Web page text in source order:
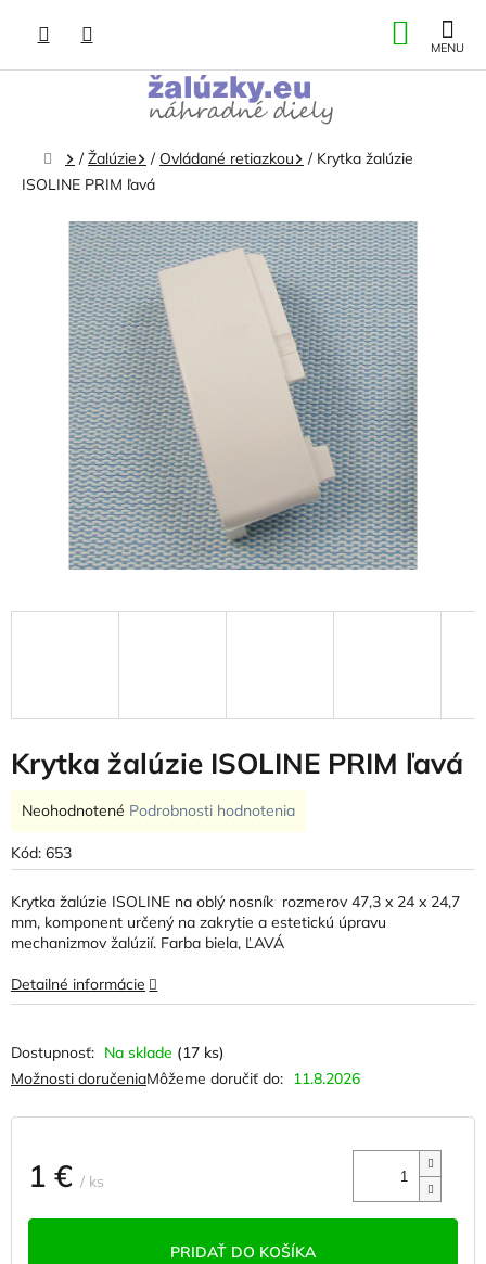
obsah
KOŠÍK
Domov
/ Žalúzie / Ovládané retiazkou / Krytka žalúzie
ISOLINE PRIM ľavá
Krytka žalúzie ISOLINE PRIM ľavá
Kód: 653
Na sklade (17 ks)
Môžeme doručiť do: 11.8.2026
Možnosti doručenia
1 € / ks
PRIDAŤ DO KOŠÍKA
Krytka žalúzie ISOLINE na oblý nosník rozmerov 47,3 x 24 x 24,7
mm, komponent určený na zakrytie a estetickú úpravu
mechanizmov žalúzií. Farba biela, ĽAVÁ
Detailné informácie
Priemerné
produktu
je
0,0
z
5
hviezdičiek.
Neohodnotené Podrobnosti hodnotenia